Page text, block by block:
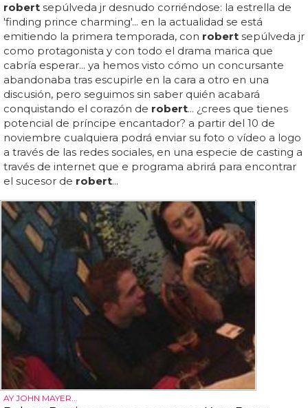
robert sepúlveda jr desnudo corriéndose: la estrella de
'finding prince charming'... en la actualidad se está
emitiendo la primera temporada, con robert sepúlveda jr
como protagonista y con todo el drama marica que
cabría esperar... ya hemos visto cómo un concursante
abandonaba tras escupirle en la cara a otro en una
discusión, pero seguimos sin saber quién acabará
conquistando el corazón de robert... ¿crees que tienes
potencial de príncipe encantador? a partir del 10 de
noviembre cualquiera podrá enviar su foto o vídeo a logo
a través de las redes sociales, en una especie de casting a
través de internet que e programa abrirá para encontrar
el sucesor de robert...
AY JOHN MAYER...